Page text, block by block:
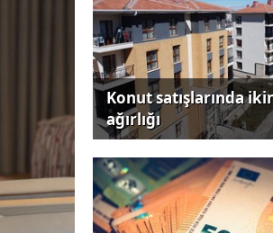
Konut satışlarında
ağırlığı